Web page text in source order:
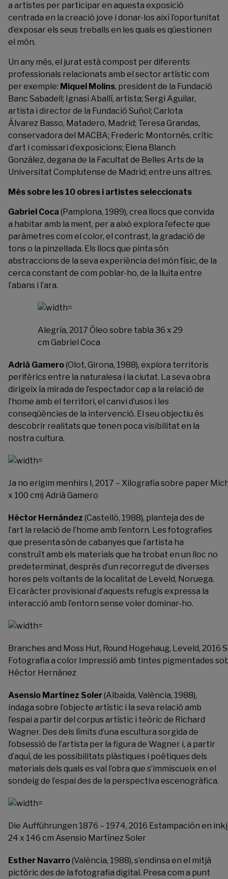
a artistes per participar en aquesta exposició
centrada en la creació jove i donar-los així l’oportunitat
d’exposar els seus treballs en les quals es qüestionen
el món.
Un any més, el jurat està compost per diferents
professionals relacionats amb el sector artístic com
per exemple: Miquel Molins, president de la Fundació
Banc Sabadell; Ignasi Aballí, artista; Sergi Aguilar,
artista i director de la Fundació Suñol; Carlota
Álvarez Basso, Matadero, Madrid; Teresa Grandas,
conservadora del MACBA; Frederic Montornés, crític
d’art i comissari d’exposicions; Elena Blanch
González, degana de la Facultat de Belles Arts de la
Universitat Complutense de Madrid; entre uns altres.
Més sobre les 10 obres i artistes seleccionats
Gabriel Coca (Pamplona, 1989), crea llocs que convida
a habitar amb la ment, per a això explora l’efecte que
paràmetres com el color, el contrast, la gradació de
tons o la pinzellada. Els llocs que pinta són
abstraccions de la seva experiència del món físic, de la
cerca constant de com poblar-ho, de la lluita entre
l’abans i l’ara.
Alegría, 2017 Óleo sobre tabla 36 x 29
cm Gabriel Coca
Adrià Gamero(Olot, Girona, 1988), explora territoris
perifèrics entre la naturalesa i la ciutat. La seva obra
dirigeix la mirada de l’espectador cap a la relació de
l’home amb el territori, el canvi d’usos i les
conseqüències de la intervenció. El seu objectiu és
descobrir realitats que tenen poca visibilitat en la
nostra cultura.
Ja no erigim menhirs I, 2017 – Xilografia sobre paper
x 100 cm) Adrià Gamero
Héctor Hernández (Castelló, 1988), planteja des de
l’art la relació de l’home amb l’entorn. Les fotografies
que presenta són de cabanyes que l’artista ha
construït amb els materials que ha trobat en un lloc no
predeterminat, després d’un recorregut de diverses
hores pels voltants de la localitat de Leveld, Noruega.
El caràcter provisional d’aquests refugis expressa la
interacció amb l’entorn sense voler dominar-ho.
Branches and Moss Hut, Round Hogehaug, Leveld,
Fotografia a color Impressió amb tintes pigmentades
Héctor Hernánez
Asensio Martínez Soler(Albaida, València, 1988),
indaga sobre l’objecte artístic i la seva relació amb
l’espai a partir del corpus artístic i teòric de Richard
Wagner. Des dels límits d’una escultura sorgida de
l’obsessió de l’artista per la figura de Wagner i, a partir
d’aquí, de les possibilitats plàstiques i poètiques dels
materials dels quals es val l’obra que s’immiscueix en el
sondeig de l’espai des de la perspectiva escenogràfica.
Die Aufführungen 1876 – 1974, 2016 Estampación en
24 x 146 cm Asensio Martínez Soler
Esther Navarro(València, 1988), s’endinsa en el mitjà
pictòric des de la fotografia digital. Presa com a punt